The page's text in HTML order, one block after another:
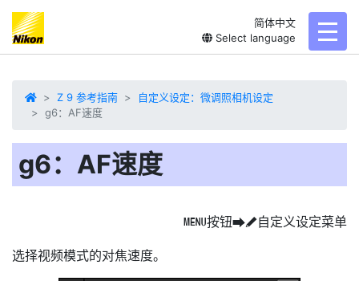
简体中文
Select language
Z 9 参考指南
自定义设定：微调照相机设定
g6：AF速度
g6：AF速度
G按钮UA自定义设定菜单
选择视频模式的对焦速度。